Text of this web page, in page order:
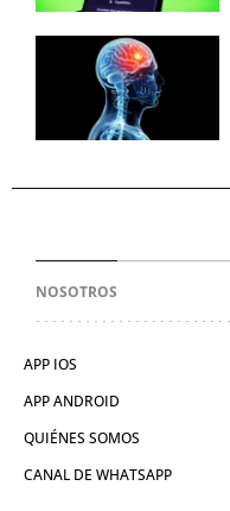
NOSOTROS
APP IOS
APP ANDROID
QUIÉNES SOMOS
CANAL DE WHATSAPP